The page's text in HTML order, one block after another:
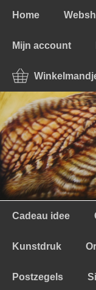
Home
Mijn account
Cadeau idee
Kunstdruk
Postzegels